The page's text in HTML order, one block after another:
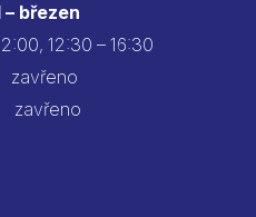
březen
12:30 – 16:30
zavřeno